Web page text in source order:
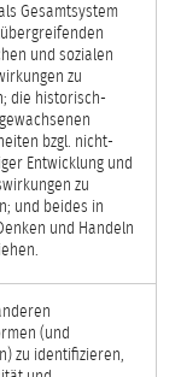
Gesamtsystem
und sozialen
zu
die historisch-
bzgl. nicht-
Entwicklung und
zu
und beides in
und Handeln
(und
zu identifizieren,